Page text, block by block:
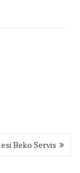
Beko Servis